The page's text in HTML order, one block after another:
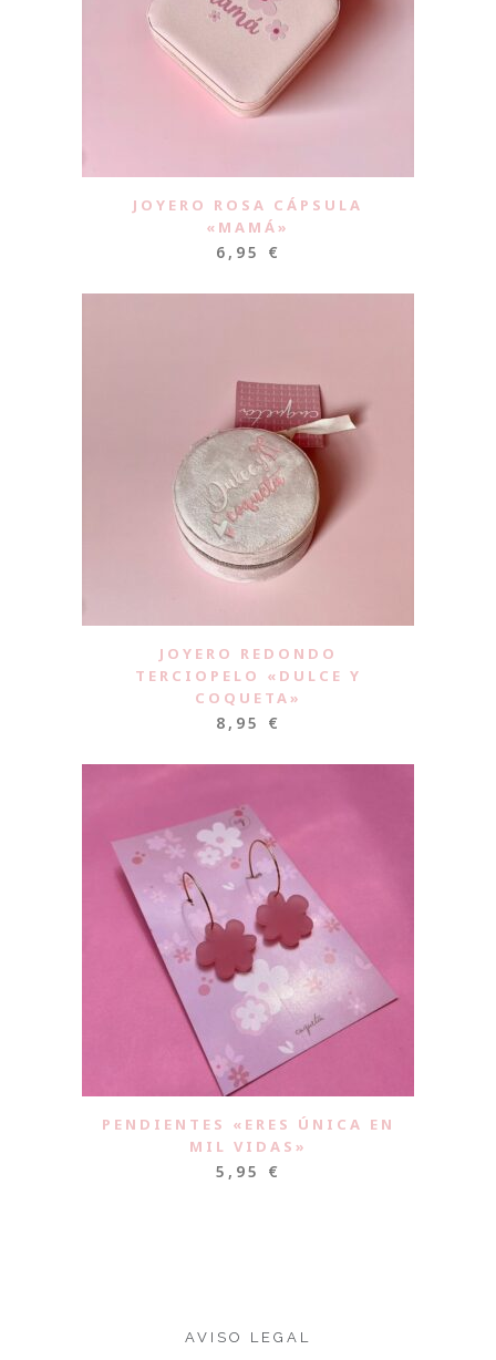
JOYERO ROSA CÁPSULA
«MAMÁ»
6,95 €
JOYERO REDONDO
TERCIOPELO «DULCE Y
COQUETA»
8,95 €
PENDIENTES «ERES ÚNICA EN
MIL VIDAS»
5,95 €
AVISO LEGAL